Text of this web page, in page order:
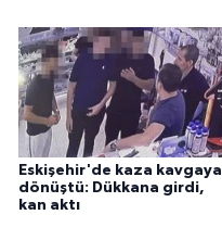
Eskişehir'de kaza kavgaya
dönüştü: Dükkana girdi,
kan aktı